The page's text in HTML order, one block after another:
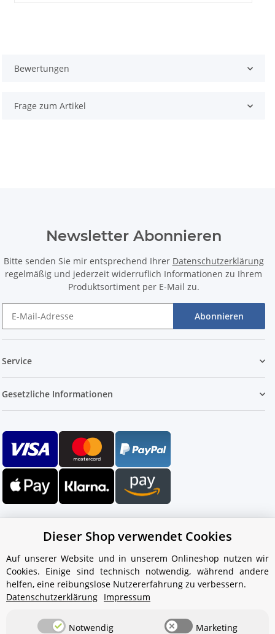
Bewertungen
Frage zum Artikel
Newsletter Abonnieren
Bitte senden Sie mir entsprechend Ihrer Datenschutzerklärung
regelmäßig und jederzeit widerruflich Informationen zu Ihrem
Produktsortiment per E-Mail zu.
Abonnieren
Service
Gesetzliche Informationen
Ihr WhatsApp-Kontakt zum
Service Team
von Aquintos-Wasseraufbereitung
Dieser Shop verwendet Cookies
Auf unserer Website und in unserem Onlineshop nutzen wir
Cookies. Einige sind technisch notwendig, während andere
helfen, eine reibungslose Nutzererfahrung zu verbessern.
Datenschutzerklärung Impressum
Notwendig Marketing